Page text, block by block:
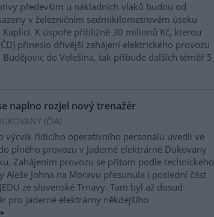
především u nákladních vlaků budou od
v železničním sedmikilometrovém úseku
Kaplicí. K úspoře přibližně 30 milionů Kč, kterou
přineslo dřívější zahájení elektrického provozu
Budějovic do Velešína, tak přibude dalších téměř 5
naplno rozjel nový trenažér
(ČIA)
výcvik řídícího operativního personálu uvedli ve
plného provozu v Jaderné elektrárně Dukovany
Zahájením provozu se přitom podle technického
Aleše Johna na Moravu přesunula i poslední část
ze slovenské Trnavy. Tam byl až dosud
pro jaderné elektrárny někdejšího